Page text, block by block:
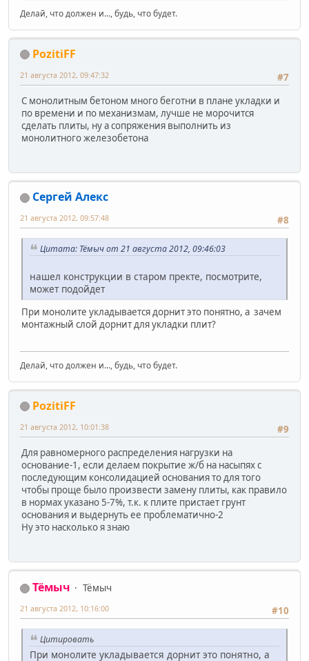
Делай, что должен и..., будь, что будет.
PozitiFF
#7
21 августа 2012, 09:47:32
С монолитным бетоном много беготни в плане укладки и
по времени и по механизмам, лучше не морочится
сделать плиты, ну а сопряжения выполнить из
монолитного железобетона
Сергей Алекс
#8
21 августа 2012, 09:57:48
Цитата: Тёмыч от 21 августа 2012, 09:46:03
нашел конструкции в старом пректе, посмотрите,
может подойдет
При монолите укладывается дорнит это понятно, а зачем
монтажный слой дорнит для укладки плит?
Делай, что должен и..., будь, что будет.
PozitiFF
#9
21 августа 2012, 10:01:38
Для равномерного распределения нагрузки на
основание-1, если делаем покрытие ж/б на насыпях с
последующим консолидацией основания то для того
чтобы проще было произвести замену плиты, как правило
в нормах указано 5-7%, т.к. к плите пристает грунт
основания и выдернуть ее проблематично-2
Ну это насколько я знаю
Тёмыч
Тёмыч
#10
21 августа 2012, 10:16:00
Цитировать
При монолите укладывается дорнит это понятно, а